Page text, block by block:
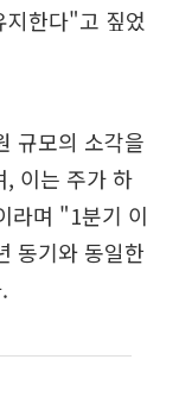
지한다"고 짚었
규모의 소각을
, 이는 주가 하
라며 "1분기 이
동기와 동일한